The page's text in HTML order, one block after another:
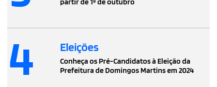
4 Eleições
Conheça os Pré-Candidatos à Eleição da
Prefeitura de Domingos Martins em 2024